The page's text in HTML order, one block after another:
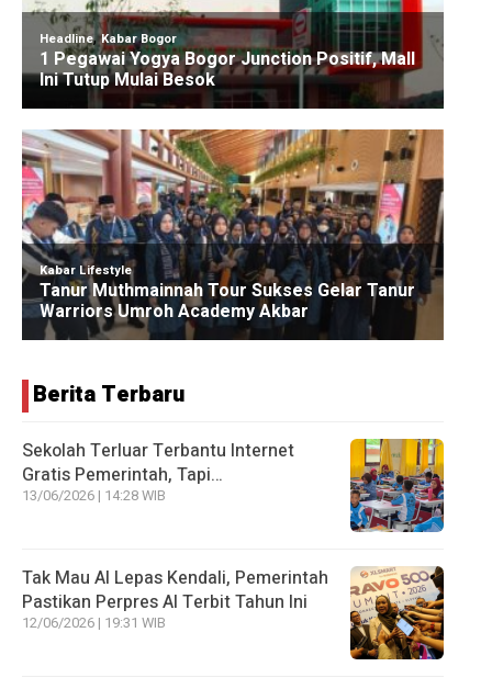
Berita Terbaru
Sekolah Terluar Terbantu Internet
Gratis Pemerintah, Tapi…
13/06/2026 | 14:28 WIB
Tak Mau AI Lepas Kendali, Pemerintah
Pastikan Perpres AI Terbit Tahun Ini
12/06/2026 | 19:31 WIB